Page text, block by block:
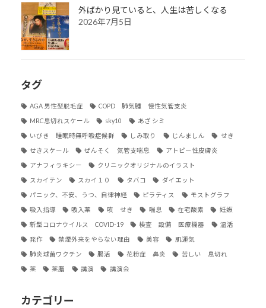
外ばかり見ていると、人生は苦しくなる
2026年7月5日
タグ
AGA 男性型脱毛症 COPD 肺気腫 慢性気管支炎
MRC息切れスケール sky10 あざ シミ
いびき 睡眠時無呼吸症候群 しみ取り じんましん せき
せきスケール ぜんそく 気管支喘息 アトピー性皮膚炎
アナフィラキシー クリニックオリジナルのイラスト
スカイテン スカイ１０ タバコ ダイエット
パニック、不安、うつ、自律神経 ピラティス モストグラフ
吸入指導 吸入薬 咳 せき 喘息 在宅酸素 妊娠
新型コロナウイルス COVID-19 検査 設備 医療機器 温活
発作 禁煙外来をやらない理由 美容 肌運気
肺炎球菌ワクチン 腸活 花粉症 鼻炎 苦しい 息切れ
薬 薬膳 講演 講演会
カテゴリー